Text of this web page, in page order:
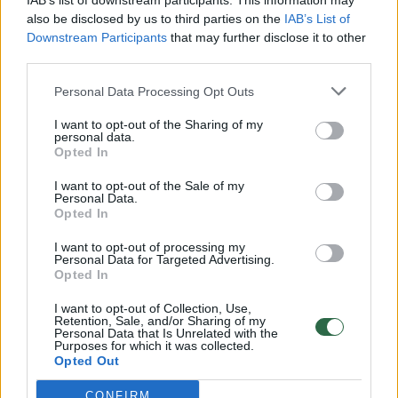
also be disclosed by us to third parties on the IAB’s List of
Downstream Participants that may further disclose it to other
Personal Data Processing Opt Outs
I want to opt-out of the Sharing of my
personal data.
Opted In
I want to opt-out of the Sale of my
Personal Data.
Opted In
I want to opt-out of processing my
Personal Data for Targeted Advertising.
Opted In
I want to opt-out of Collection, Use,
Retention, Sale, and/or Sharing of my
Personal Data that Is Unrelated with the
Purposes for which it was collected.
Opted Out
CONFIRM
vaiko gyvybių išgelbėti nepavyko
Žinios | Lietuvos diena
00:00:57
Savaitės vidurys nusimato karštas: temperatūra kils iki
32 laipsnių šilumos
Žinios | Orai
Nufilmavo, kaip patvino Vilniaus Vakarinis aplinkkelis:
Žinios | Lietuvos diena
00:00:55
Avarija Vilniuje: į stotelę įsirėžęs automobilis sužalojo
dvi moteris